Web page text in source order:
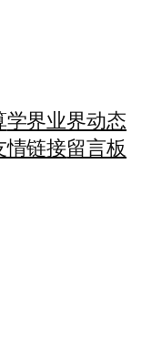
学界业界动态
情链接留言板